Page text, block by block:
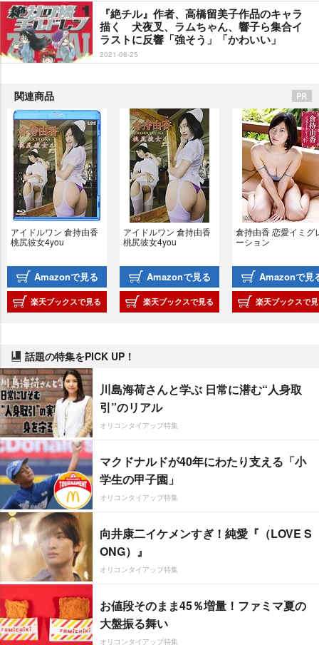
『絶チル』作者、高橋留美子作品のキャラ
描く 犬夜叉、ラムちゃん、響子ら集合イ
ラストに反響「強そう」「かわいい」
2021-08-25
関連商品
アイドルワン 倉持由香
桃尻彼女4you
Amazonで見る
楽天ブックスで見る
アイドルワン 倉持由香
桃尻彼女4you
Amazonで見る
楽天ブックスで見る
倉持由香 恋愛イミグ
ーション
Amazonで見
楽天ブックスで
話題の特集をPICK UP！
川島海荷さんと学ぶ 日常に潜む“人身取
引”のリアル
オリコンタイアップ特集
マクドナルドが40年にわたり支える「小
学生の甲子園」
オリコンタイアップ特集
向井康二イケメンすぎ！純愛『（LOVE S
ONG）』
オリコンタイアップ特集
お値段そのまま45％増量！ファミマ夏の
大盤振る舞い
オリコンタイアップ特集